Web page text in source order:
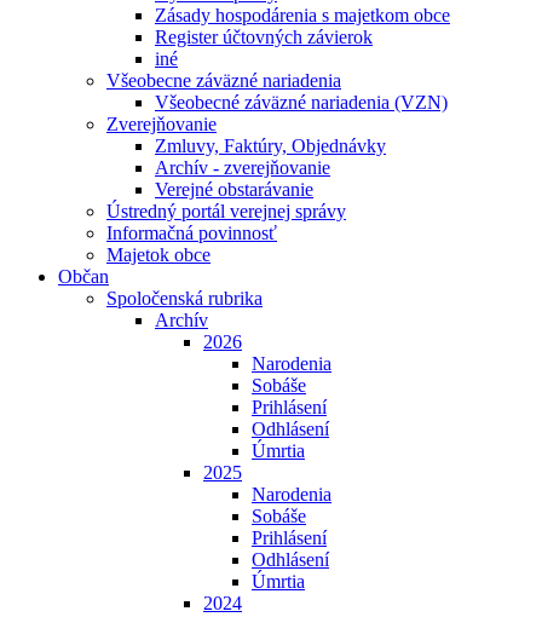
Zásady hospodárenia s majetkom obce
Register účtovných závierok
iné
Všeobecne záväzné nariadenia
Všeobecné záväzné nariadenia (VZN)
Zverejňovanie
Zmluvy, Faktúry, Objednávky
Archív - zverejňovanie
Verejné obstarávanie
Ústredný portál verejnej správy
Informačná povinnosť
Majetok obce
Občan
Spoločenská rubrika
Archív
2026
Narodenia
Sobáše
Prihlásení
Odhlásení
Úmrtia
2025
Narodenia
Sobáše
Prihlásení
Odhlásení
Úmrtia
2024